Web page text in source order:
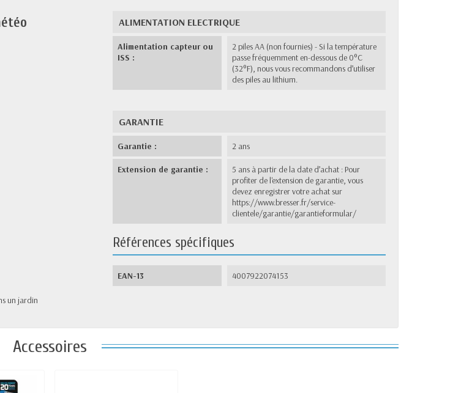
ALIMENTATION ELECTRIQUE
Alimentation capteur ou
ISS :
2 piles AA (non fournies) - Si la température
passe fréquemment en-dessous de 0°C
(32°F), nous vous recommandons d’utiliser
des piles au lithium.
GARANTIE
Garantie : 2 ans
Extension de garantie :
5 ans à partir de la date d’achat : Pour
profiter de l'extension de garantie, vous
devez enregistrer votre achat sur
https://www.bresser.fr/service-
clientele/garantie/garantieformular/
Références spécifiques
EAN-13 4007922074153
Accessoires